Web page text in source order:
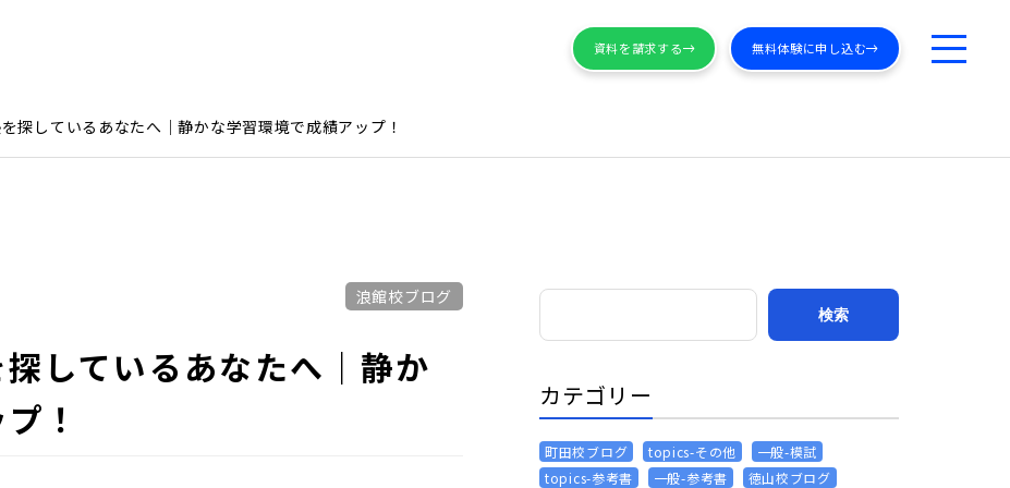
資料を請求する 無料体験に申し込む
探しているあなたへ｜静かな学習環境で成績アップ！
浪館校ブログ
しているあなたへ｜静か
！
カテゴリー
町田校ブログ topics-その他
一般-模試
topics-参考書
一般-参考書 徳山校ブログ